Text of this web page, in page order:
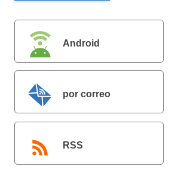
Android
por correo
electrónico
RSS